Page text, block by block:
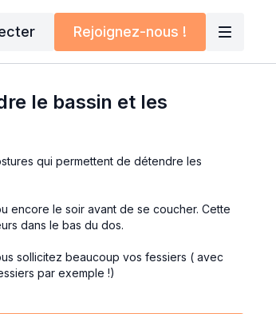
Rejoignez-nous !
le bassin et les
qui permettent de détendre les
dans le bas du dos.
sollicitez beaucoup vos fessiers ( avec
par exemple !)